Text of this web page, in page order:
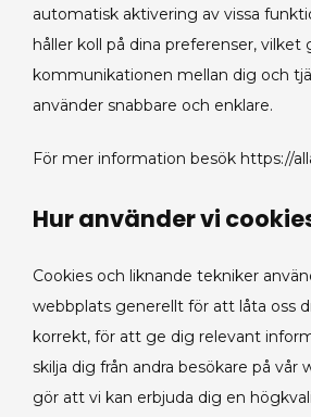
automatisk aktivering av vissa
håller koll på dina preferenser, vilket
kommunikationen mellan dig och
använder snabbare och enklare.
För mer information besök https://
Hur använder vi
Cookies och liknande tekniker
webbplats generellt för att låta oss
korrekt, för att ge dig relevant
skilja dig från andra besökare på vår
gör att vi kan erbjuda dig en